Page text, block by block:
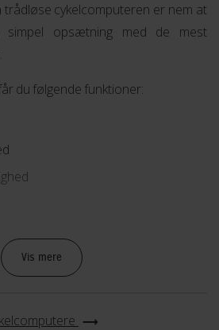
cykelcomputeren er nem at
opsætning med de mest
du følgende funktioner:
Vis mere